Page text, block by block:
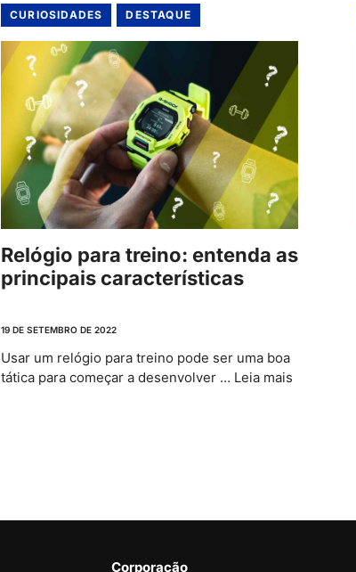
CURIOSIDADES DESTAQUE
Relógio para treino: entenda as
principais características
19 DE SETEMBRO DE 2022
Usar um relógio para treino pode ser uma boa
tática para começar a desenvolver … Leia mais
Corporação